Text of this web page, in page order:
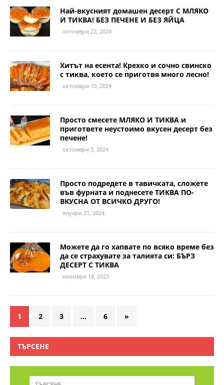
Най-вкусният домашен десерт С МЛЯКО
И ТИКВА! БЕЗ ПЕЧЕНЕ И БЕЗ ЯЙЦА
октомври 22, 2024
Хитът на есента! Крехко и сочно свинско
с тиква, което се приготвя много лесно!
октомври 10, 2024
Просто смесете МЛЯКО И ТИКВА и
пригответе неустоимо вкусен десерт без
печене!
октомври 3, 2024
Просто подредете в тавичката, сложете
във фурната и поднесете ТИКВА ПО-
ВКУСНА ОТ ВСИЧКО ДРУГО!
януари 21, 2024
Можете да го хапвате по всяко време без
да се страхувате за талията си: БЪРЗ
ДЕСЕРТ С ТИКВА
ноември 18, 2023
1 2 3 … 6 »
ТЪРСЕНЕ